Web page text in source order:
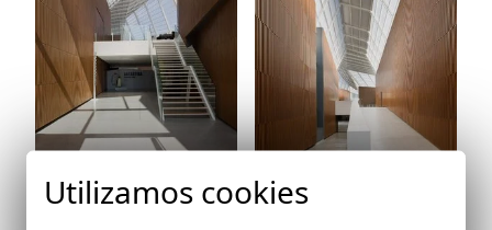
Ref: 4929_34
Utilizamos cookies